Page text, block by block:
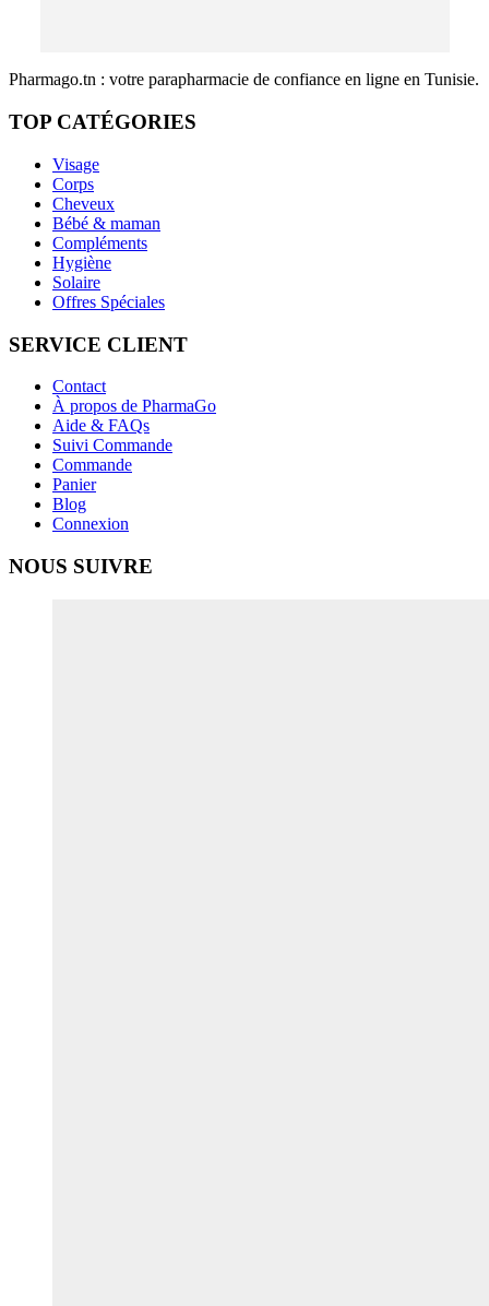
Pharmago.tn : votre parapharmacie de confiance en ligne en Tunisie.
TOP CATÉGORIES
Visage
Corps
Cheveux
Bébé & maman
Compléments
Hygiène
Solaire
Offres Spéciales
SERVICE CLIENT
Contact
À propos de PharmaGo
Aide & FAQs
Suivi Commande
Commande
Panier
Blog
Connexion
NOUS SUIVRE